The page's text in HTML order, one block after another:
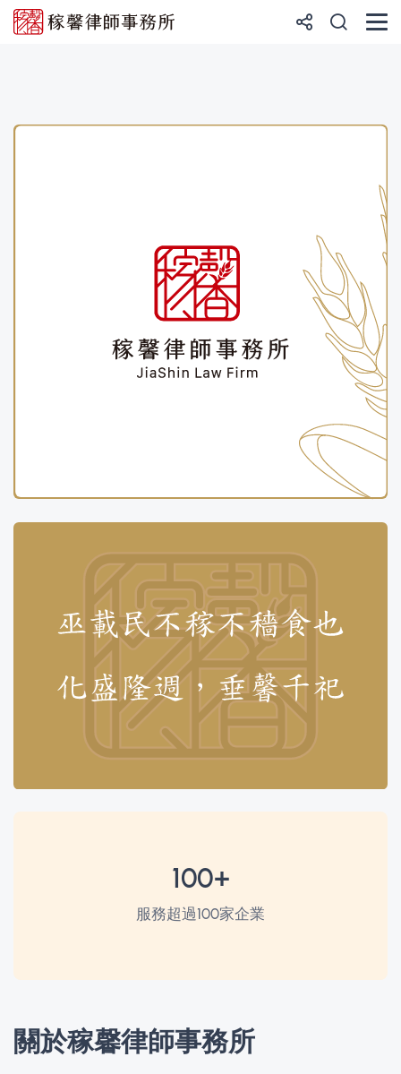
100+
服務超過100家企業
關於稼馨律師事務所